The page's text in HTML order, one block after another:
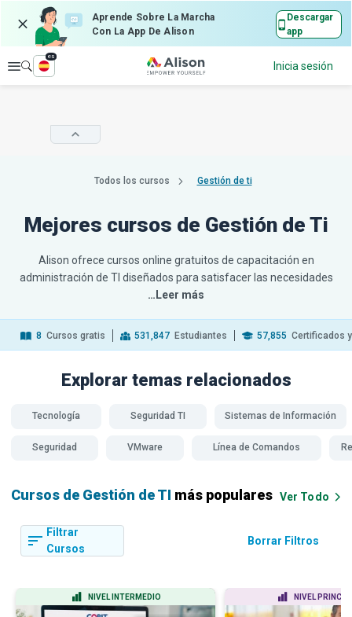
Aprende Sobre La Marcha
Con La App De Alison
Descargar
app
Explorar
es
Inicia sesión
Todos los cursos Gestión de ti
Mejores cursos de Gestión de Ti
Alison ofrece cursos online gratuitos de capacitación en
administración de TI diseñados para satisfacer las necesidades
…Leer más
8 Cursos gratis 531,847 Estudiantes 57,855 Certificados
Explorar temas relacionados
Tecnología Seguridad TI Sistemas de Información
Seguridad VMware Línea de Comandos
Cursos de Gestión de TI más populares Ver Todo
Filtrar
Cursos
Borrar Filtros
NIVEL INTERMEDIO NIVEL